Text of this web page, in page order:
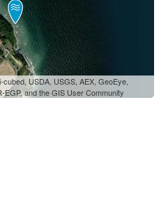
USDA, USGS, AEX, GeoEye,
EGP, and the GIS User Community